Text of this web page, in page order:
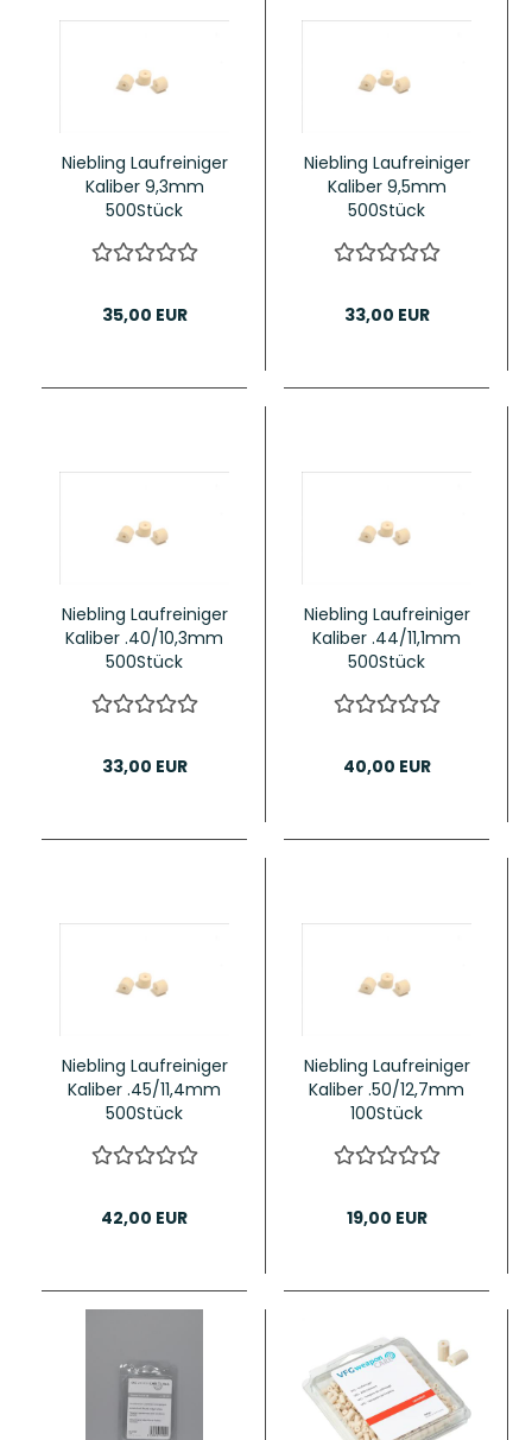
Niebling Laufreiniger
Kaliber 9,3mm
500Stück
35,00 EUR
Niebling Laufreiniger
Kaliber 9,5mm
500Stück
33,00 EUR
Niebling Laufreiniger
Kaliber .40/10,3mm
500Stück
33,00 EUR
Niebling Laufreiniger
Kaliber .44/11,1mm
500Stück
40,00 EUR
Niebling Laufreiniger
Kaliber .45/11,4mm
500Stück
42,00 EUR
Niebling Laufreiniger
Kaliber .50/12,7mm
100Stück
19,00 EUR